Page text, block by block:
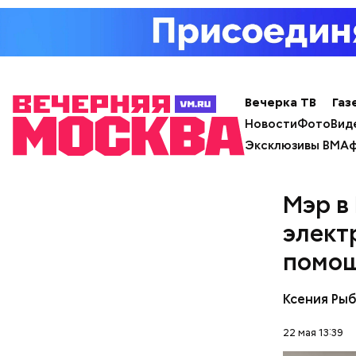
Вечерка ТВ
НовостиФото
Эксклюзивы ВМ
Мэр в
Ксения
22 мая 13:39
Фото:
посту
чего
Фото: